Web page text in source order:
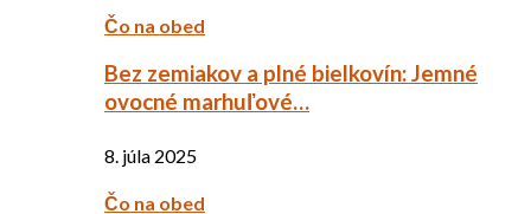
Čo na obed
Bez zemiakov a plné bielkovín: Jemné
ovocné marhuľové…
8. júla 2025
Čo na obed